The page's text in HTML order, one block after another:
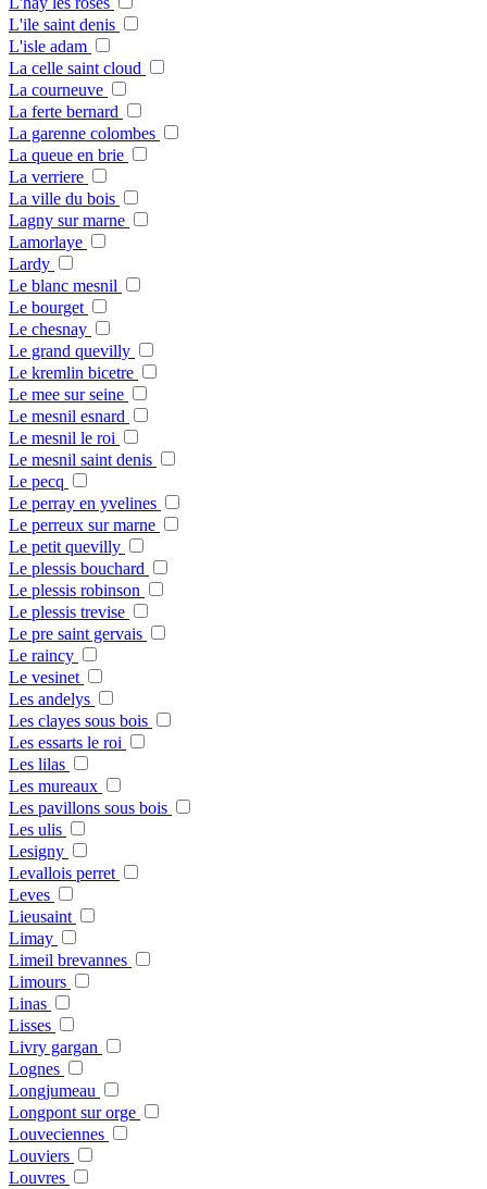
L'ile saint denis
L'isle adam
La celle saint cloud
La courneuve
La ferte bernard
La garenne colombes
La queue en brie
La verriere
La ville du bois
Lagny sur marne
Lamorlaye
Lardy
Le blanc mesnil
Le bourget
Le chesnay
Le grand quevilly
Le kremlin bicetre
Le mee sur seine
Le mesnil esnard
Le mesnil le roi
Le mesnil saint denis
Le pecq
Le perray en yvelines
Le perreux sur marne
Le petit quevilly
Le plessis bouchard
Le plessis robinson
Le plessis trevise
Le pre saint gervais
Le raincy
Le vesinet
Les andelys
Les clayes sous bois
Les essarts le roi
Les lilas
Les mureaux
Les pavillons sous bois
Les ulis
Lesigny
Levallois perret
Leves
Lieusaint
Limay
Limeil brevannes
Limours
Linas
Lisses
Livry gargan
Lognes
Longjumeau
Longpont sur orge
Louveciennes
Louviers
Louvres